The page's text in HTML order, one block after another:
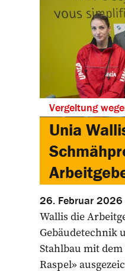
Vergeltung
Unia
26. Februar 2026
Wallis die
Gebäudetechnik
Stahlbau mit
Raspel»